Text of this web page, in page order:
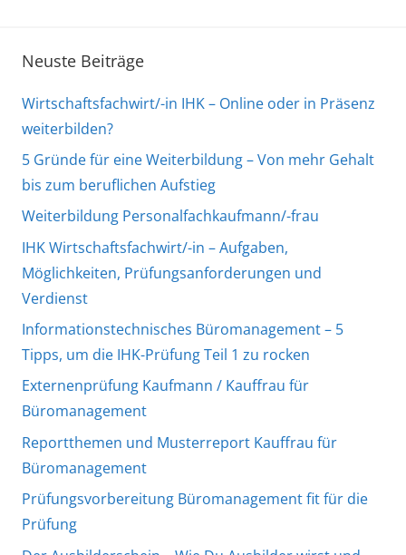
Neuste Beiträge
Wirtschaftsfachwirt/-in IHK – Online oder in Präsenz
weiterbilden?
5 Gründe für eine Weiterbildung – Von mehr Gehalt
bis zum beruflichen Aufstieg
Weiterbildung Personalfachkaufmann/-frau
IHK Wirtschaftsfachwirt/-in – Aufgaben,
Möglichkeiten, Prüfungsanforderungen und
Verdienst
Informationstechnisches Büromanagement – 5
Tipps, um die IHK-Prüfung Teil 1 zu rocken
Externenprüfung Kaufmann / Kauffrau für
Büromanagement
Reportthemen und Musterreport Kauffrau für
Büromanagement
Prüfungsvorbereitung Büromanagement fit für die
Prüfung